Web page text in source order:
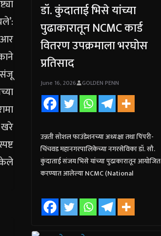
डॉ. कुंदाताई भिसे यांच्या
पुढाकारातून NCMC कार्ड
वितरण उपक्रमाला भरघोस
प्रतिसाद
June 16, 2026 GOLDEN PENN
उन्नती सोशल फाउंडेशनच्या अध्यक्षा तथा पिंपरी-
चिंचवड महानगरपालिकेच्या नगरसेविका डॉ. सौ.
कुंदाताई संजय भिसे यांच्या पुढाकारातून आयोजित
करण्यात आलेल्या NCMC (National